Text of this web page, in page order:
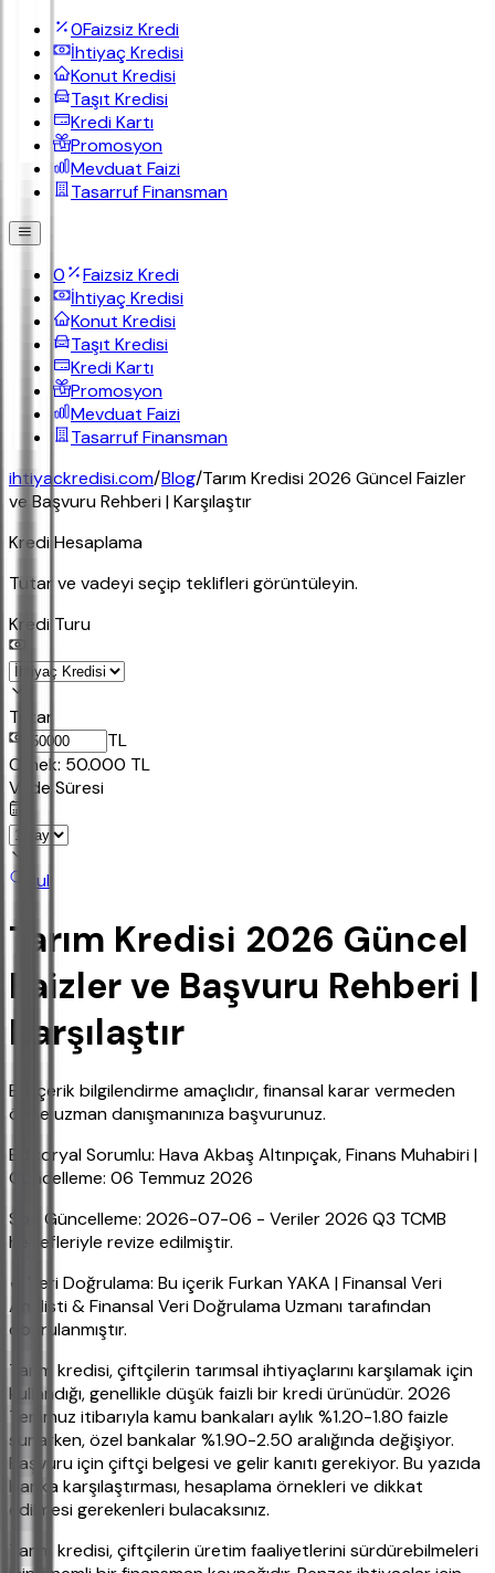
0Faizsiz Kredi
İhtiyaç Kredisi
Konut Kredisi
Taşıt Kredisi
Kredi Kartı
Promosyon
Mevduat Faizi
Tasarruf Finansman
0
Faizsiz Kredi
İhtiyaç Kredisi
Konut Kredisi
Taşıt Kredisi
Kredi Kartı
Promosyon
Mevduat Faizi
Tasarruf Finansman
ihtiyackredisi.com/Blog/Tarım Kredisi 2026 Güncel Faizler
ve Başvuru Rehberi | Karşılaştır
Kredi Hesaplama
Tutar ve vadeyi seçip teklifleri görüntüleyin.
Kredi Turu
Tutar
TL
Ornek: 50.000 TL
Vade Süresi
Bul
Tarım Kredisi 2026 Güncel
Faizler ve Başvuru Rehberi |
Karşılaştır
Bu içerik bilgilendirme amaçlıdır, finansal karar vermeden
önce uzman danışmanınıza başvurunuz.
Editoryal Sorumlu: Hava Akbaş Altınpıçak, Finans Muhabiri |
Güncelleme: 06 Temmuz 2026
Son Güncelleme: 2026-07-06 - Veriler 2026 Q3 TCMB
hedefleriyle revize edilmiştir.
✔ Veri Doğrulama: Bu içerik Furkan YAKA | Finansal Veri
Analisti & Finansal Veri Doğrulama Uzmanı tarafından
doğrulanmıştır.
Tarım kredisi, çiftçilerin tarımsal ihtiyaçlarını karşılamak için
kullandığı, genellikle düşük faizli bir kredi ürünüdür. 2026
Temmuz itibarıyla kamu bankaları aylık %1.20-1.80 faizle
sunarken, özel bankalar %1.90-2.50 aralığında değişiyor.
Başvuru için çiftçi belgesi ve gelir kanıtı gerekiyor. Bu yazıda
banka karşılaştırması, hesaplama örnekleri ve dikkat
edilmesi gerekenleri bulacaksınız.
Tarım kredisi, çiftçilerin üretim faaliyetlerini sürdürebilmeleri